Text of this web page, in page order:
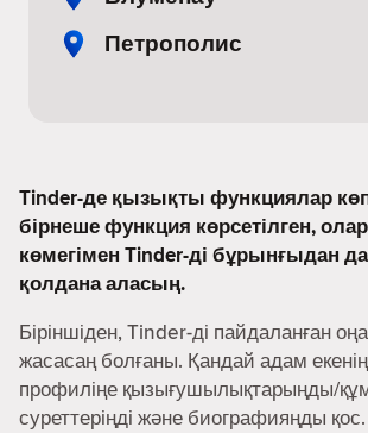
Петрополис
Tinder-де қызықты функциялар
бірнеше функция көрсетілген,
көмегімен Tinder-ді бұрынғыдан
қолдана аласың.
Біріншіден, Tinder-ді пайдаланған
жасасаң болғаны. Қандай адам
профиліңе қызығушылықтарыңды/
суреттеріңді және биографияңды қос.